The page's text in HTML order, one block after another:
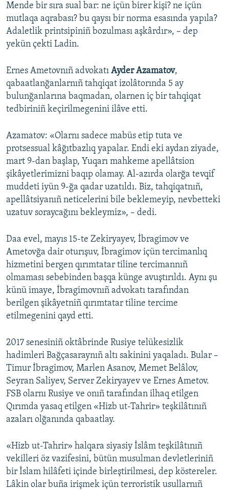
Mende bir sıra sual bar: ne içün birer kişi? ne içün
mutlaqa aqrabası? bu qaysı bir norma esasında yapıla?
Adaletlik printsipiniñ bozulması aşkârdır», – dep
yekün çekti Ladin.
Ernes Ametovnıñ advokatı Ayder Azamatov,
qabaatlanğanlarnıñ tahqiqat izolâtorında 5 ay
bulunğanlarına baqmadan, olarnen iç bir tahqiqat
tedbiriniñ keçirilmegenini ilâve etti.
Azamatov: «Olarnı sadece mabüs etip tuta ve
protsessual kâğıtbazlıq yapalar. Endi eki aydan ziyade,
mart 9-dan başlap, Yuqarı mahkeme apellâtsion
şikâyetlerimizni baqıp olamay. Al-azırda olarğa tevqif
muddeti iyün 9-ğa qadar uzatıldı. Biz, tahqiqatnıñ,
apellâtsiyanıñ neticelerini bile beklemeyip, nevbetteki
uzatuv soraycağını bekleymiz», – dedi.
Daa evel, mayıs 15-te Zekiryayev, İbragimov ve
Ametovğa dair oturışuv, İbragimov içün tercimanlıq
hizmetini bergen qırımtatar tiline tercimannıñ
olmaması sebebinden başqa künge avuştırıldı. Aynı şu
künü imaye, İbragimovnıñ advokatı tarafından
berilgen şikâyetniñ qırımtatar tiline tercime
etilmegenini qayd etti.
2017 senesiniñ oktâbrinde Rusiye telükesizlik
hadimleri Bağçasaraynıñ altı sakinini yaqaladı. Bular –
Timur İbragimov, Marlen Asanov, Memet Belâlov,
Seyran Saliyev, Server Zekiryayev ve Ernes Ametov.
FSB olarnı Rusiye ve onıñ tarafından ilhaq etilgen
Qırımda yasaq etilgen «Hizb ut-Tahrir» teşkilâtınıñ
azaları olğanında qabaatlay.
«Hizb ut-Tahrir» halqara siyasiy İslâm teşkilâtınıñ
vekilleri öz vazifesini, bütün musulman devletleriniñ
bir İslam hilâfeti içinde birleştirilmesi, dep köstereler.
Lâkin olar buña irişmek içün terroristik usullarnıñ